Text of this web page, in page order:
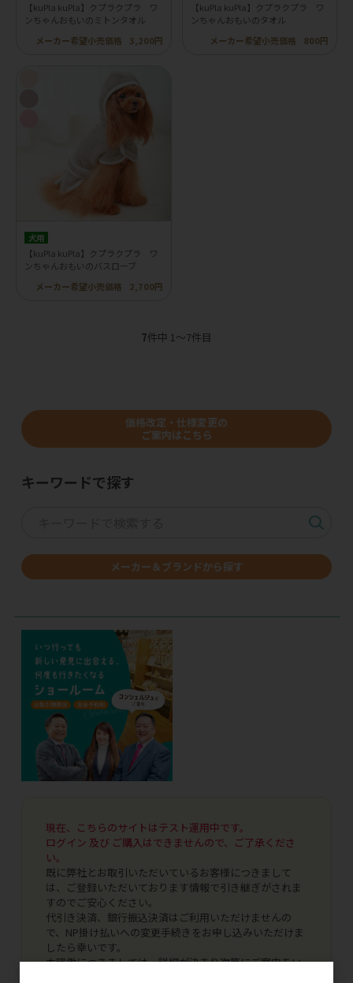
【kuPla kuPla】クプラクプラ ワ
ンちゃんおもいのミトンタオル
メーカー希望小売価格
3,200円
【kuPla kuPla】クプラクプラ ワ
ンちゃんおもいのタオル
メーカー希望小売価格
800円
犬用
【kuPla kuPla】クプラクプラ ワ
ンちゃんおもいのバスローブ
メーカー希望小売価格
2,700円
7件中 1〜7件目
価格改定・仕様変更の
ご案内はこちら
キーワードで探す
メーカー＆ブランドから探す
現在、こちらのサイトはテスト運用中です。
ログイン 及び ご購入はできませんので、ご了承くださ
い。
既に弊社とお取引いただいているお客様につきまして
は、ご登録いただいております情報で引き継ぎがされま
すのでご安心ください。
代引き決済、銀行振込決済はご利用いただけませんの
で、NP掛け払いへの変更手続きをお申し込みいただけま
したら幸いです。
本稼働につきましては、詳細が決まり次第にご案内をい